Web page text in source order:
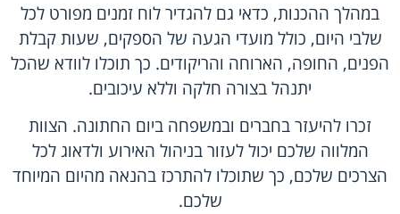
במהלך ההכנות, כדאי גם להגדיר לוח זמנים מפורט לכל
שלבי היום, כולל מועדי הגעה של הספקים, שעות קבלת
הפנים, החופה, הארוחה והריקודים. כך תוכלו לוודא שהכל
יתנהל בצורה חלקה וללא עיכובים.
זכרו להיעזר בחברים ובמשפחה ביום החתונה. הצוות
המלווה שלכם יכול לעזור בניהול האירוע ולדאוג לכל
הצרכים שלכם, כך שתוכלו להתרכז בהנאה מהיום המיוחד
שלכם.